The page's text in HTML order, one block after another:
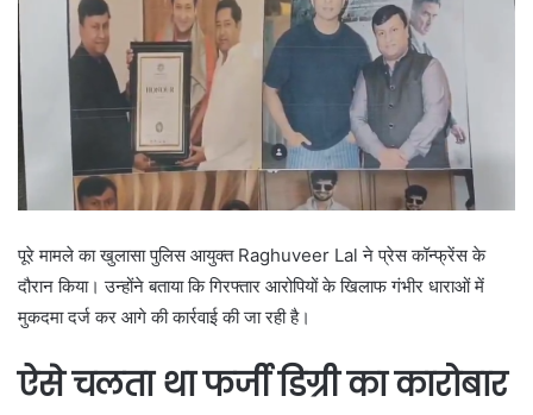
पूरे मामले का खुलासा पुलिस आयुक्त Raghuveer Lal ने प्रेस कॉन्फ्रेंस के
दौरान किया। उन्होंने बताया कि गिरफ्तार आरोपियों के खिलाफ गंभीर धाराओं में
मुकदमा दर्ज कर आगे की कार्रवाई की जा रही है।
ऐसे चलता था फर्जी डिग्री का कारोबार